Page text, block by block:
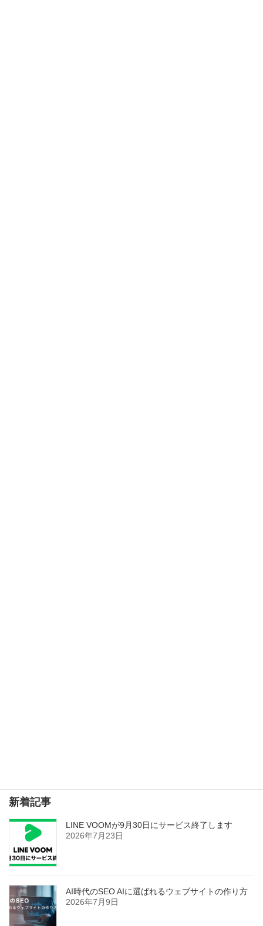
新着記事
LINE VOOMが9月30日にサービス終了します
2026年7月23日
AI時代のSEO AIに選ばれるウェブサイトの作り方
2026年7月9日